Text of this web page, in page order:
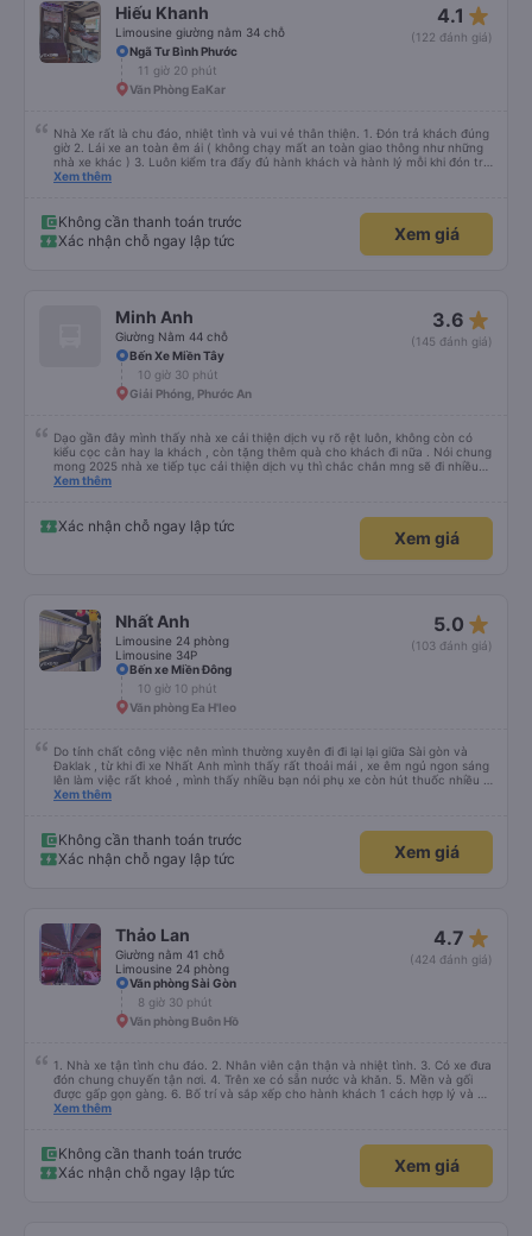
Hiếu Khanh
Limousine giường nằm 34 chỗ
4.1 star_rate
(122 đánh giá)
Ngã Tư Bình Phước
11 giờ 20 phút
Văn Phòng EaKar
Nhà Xe rất là chu đáo, nhiệt tình và vui vẻ thân thiện. 1. Đón trả khách đúng
giờ 2. Lái xe an toàn êm ái ( không chạy mất an toàn giao thông như những
nhà xe khác ) 3. Luôn kiểm tra đẩy đủ hành khách và hành lý mỗi khi đón trả
khách. 4. Đặc biệt ngoài chăn gối và các tiện nghi khác, thì xe Hiếu Khanh
những chuyến đi tiếp theo. Chúc nhà xe tương lai càng phát triển và đội ngũ
công nhân viên của nhà xe luôn luôn vui vẻ giữ được sức khỏe !
Xem thêm
Không cần thanh toán trước
Xác nhận chỗ ngay lập tức
Xem giá
Minh Anh
Giường Nằm 44 chỗ
3.6 star_rate
(145 đánh giá)
Bến Xe Miền Tây
10 giờ 30 phút
Giải Phóng, Phước An
Dạo gần đây mình thấy nhà xe cải thiện dịch vụ rõ rệt luôn, không còn có
kiểu cọc cằn hay la khách , còn tặng thêm quà cho khách đi nữa . Nói chung
mong 2025 nhà xe tiếp tục cải thiện dịch vụ thì chắc chắn mng sẽ đi nhiều
hơn .
Xem thêm
Xác nhận chỗ ngay lập tức
Xem giá
Nhất Anh
Limousine 24 phòng
Limousine 34P
5.0 star_rate
(103 đánh giá)
Bến xe Miền Đông
10 giờ 10 phút
Văn phòng Ea H'leo
Do tính chất công việc nên mình thường xuyên đi đi lại lại giữa Sài gòn và
Đaklak , từ khi đi xe Nhất Anh mình thấy rất thoải mái , xe êm ngủ ngon sáng
lên làm việc rất khoẻ , mình thấy nhiều bạn nói phụ xe còn hút thuốc nhiều ,
mình thấy phụ cũng có hút nhưng các bạn ấy cũng để khói ngay chỗ hut
Xem thêm
Không cần thanh toán trước
Xác nhận chỗ ngay lập tức
Xem giá
Thảo Lan
Giường nằm 41 chỗ
Limousine 24 phòng
4.7 star_rate
(424 đánh giá)
Văn phòng Sài Gòn
8 giờ 30 phút
Văn phòng Buôn Hồ
1. Nhà xe tận tình chu đáo. 2. Nhân viên cận thận và nhiệt tình. 3. Có xe đưa
đón chung chuyến tận nơi. 4. Trên xe có sẵn nước và khăn. 5. Mền và gối
được gấp gọn gàng. 6. Bố trí và sắp xếp cho hành khách 1 cách hợp lý và có
tâm. 7. Giá cả phải chăng phù hợp với túi tiền của học sinh sinh viên và dân
Xem thêm
Không cần thanh toán trước
Xác nhận chỗ ngay lập tức
Xem giá